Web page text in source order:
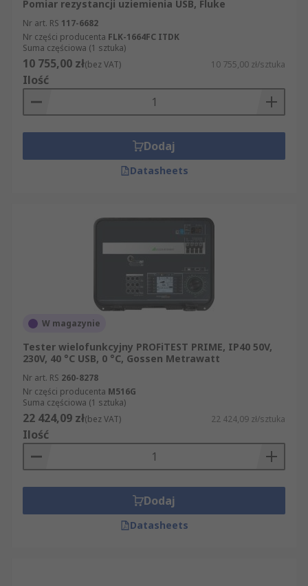
Pomiar rezystancji uziemienia USB, Fluke
Nr art. RS 117-6682
Nr części producenta FLK-1664FC ITDK
Suma częściowa (1 sztuka)
10 755,00 zł(bez VAT) 10 755,00 zł/sztuka
Ilość
Dodaj
Datasheets
W magazynie
Tester wielofunkcyjny PROFiTEST PRIME, IP40 50V,
230V, 40 °C USB, 0 °C, Gossen Metrawatt
Nr art. RS 260-8278
Nr części producenta M516G
Suma częściowa (1 sztuka)
22 424,09 zł(bez VAT) 22 424,09 zł/sztuka
Ilość
Dodaj
Datasheets